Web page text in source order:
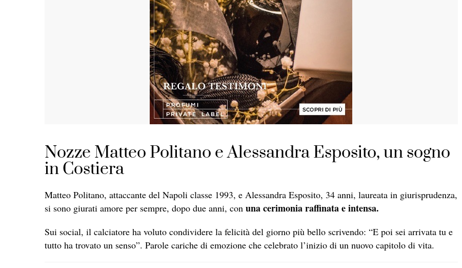
Nozze Matteo Politano e Alessandra Esposito, un sogno
in Costiera
Matteo Politano, attaccante del Napoli classe 1993, e Alessandra Esposito, 34 anni, laureata in giurisprudenza,
si sono giurati amore per sempre, dopo due anni, con una cerimonia raffinata e intensa.
Sui social, il calciatore ha voluto condividere la felicità del giorno più bello scrivendo: “E poi sei arrivata tu e
tutto ha trovato un senso”. Parole cariche di emozione che celebrato l’inizio di un nuovo capitolo di vita.